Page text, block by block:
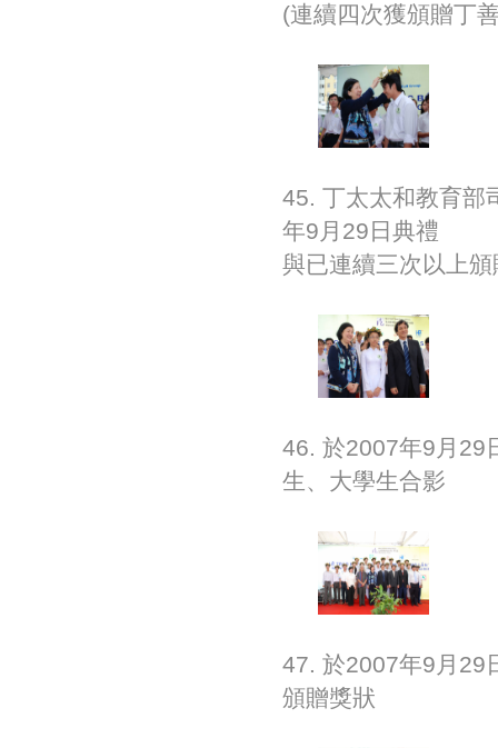
(連續四次獲頒贈丁
45. 丁太太和教育部
年9月29日典禮
與已連續三次以上
46. 於2007年9月29
生、大學生合影
47. 於2007年9月29
頒贈獎狀